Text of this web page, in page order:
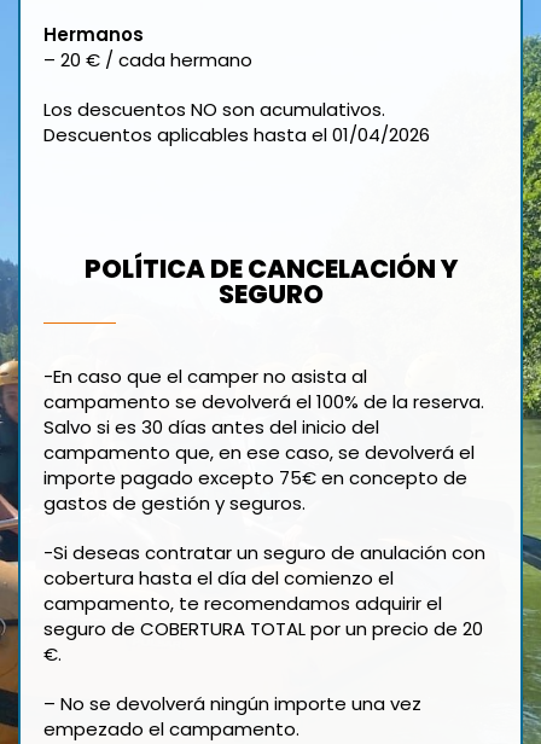
Hermanos
– 20 € / cada hermano
Los descuentos NO son acumulativos.
Descuentos aplicables hasta el 01/04/2026
POLÍTICA DE CANCELACIÓN Y
SEGURO
-En caso que el camper no asista al
campamento se devolverá el 100% de la reserva.
Salvo si es 30 días antes del inicio del
campamento que, en ese caso, se devolverá el
importe pagado excepto 75€ en concepto de
gastos de gestión y seguros.
-Si deseas contratar un seguro de anulación con
cobertura hasta el día del comienzo el
campamento, te recomendamos adquirir el
seguro de COBERTURA TOTAL por un precio de 20
€.
– No se devolverá ningún importe una vez
empezado el campamento.